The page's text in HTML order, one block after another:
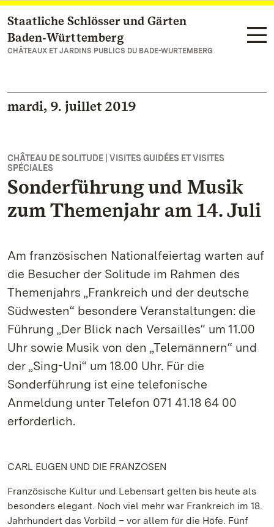
Vers la page d’accueil
Staatliche Schlösser und Gärten
Baden‑Württemberg
CHÂTEAUX ET JARDINS PUBLICS DU BADE-WURTEMBERG
mardi, 9. juillet 2019
CHÂTEAU DE SOLITUDE | VISITES GUIDÉES ET VISITES
SPÉCIALES
Sonderführung und Musik
zum Themenjahr am 14. Juli
Am französischen Nationalfeiertag warten auf
die Besucher der Solitude im Rahmen des
Themenjahrs „Frankreich und der deutsche
Südwesten“ besondere Veranstaltungen: die
Führung „Der Blick nach Versailles“ um 11.00
Uhr sowie Musik von den „Telemännern“ und
der „Sing-Uni“ um 18.00 Uhr. Für die
Sonderführung ist eine telefonische
Anmeldung unter Telefon 071 41.18 64 00
erforderlich.
CARL EUGEN UND DIE FRANZOSEN
Französische Kultur und Lebensart gelten bis heute als
besonders elegant. Noch viel mehr war Frankreich im 18.
Jahrhundert das Vorbild – vor allem für die Höfe. Fünf